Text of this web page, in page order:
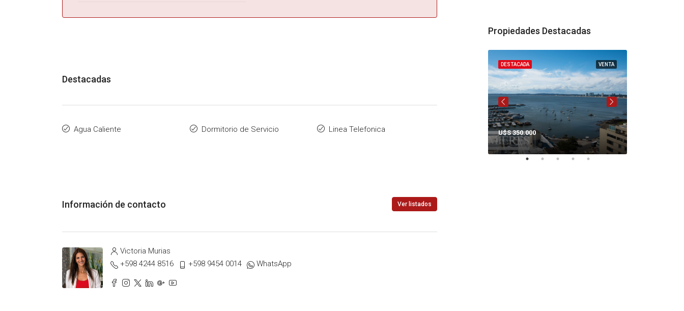
Destacadas
Agua Caliente Dormitorio de Servicio Linea Telefonica
Información de contacto Ver listados
Victoria Murias
+598 4244 8516
+598 9454 0014 WhatsApp
Propiedades Destacadas
U$S 520.000
VENTA
DESTACADA
U$S 350.000